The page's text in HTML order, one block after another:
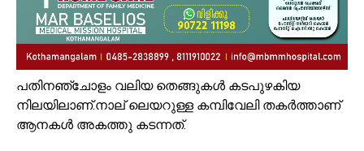
പതിനഞ്ചോളം വലിയ തെങ്ങുകൾ കടപുഴകിയ
നിലയിലാണ്.നാല് ലെയറുള്ള കമ്പിവേലി തകർത്താണ്
ആനകൾ അകത്തു കടന്നത്.